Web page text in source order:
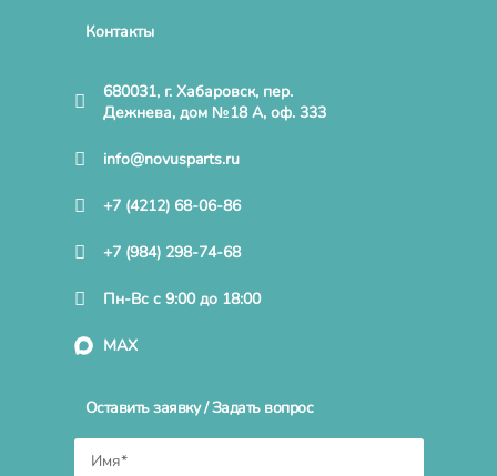
Контакты
680031, г. Хабаровск, пер.
Дежнева, дом №18 А, оф. 333
info@novusparts.ru
+7 (4212) 68-06-86
+7 (984) 298-74-68
Пн-Вс с 9:00 до 18:00
MAX
Оставить заявку / Задать вопрос